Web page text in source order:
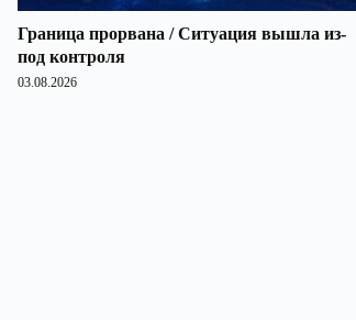
Граница прорвана / Ситуация вышла из-
под контроля
03.08.2026